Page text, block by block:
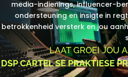
media-indienings, influencer-
ondersteuning en insigte in
betrokkenheid versterk en jou
LAAT GROEI JOU
DSP CARTEL SE PRAKTIESE